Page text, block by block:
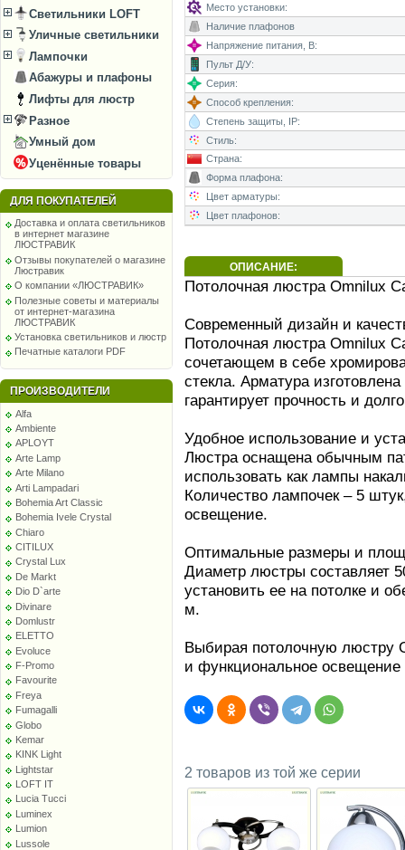
Светильники LOFT
Уличные светильники
Лампочки
Абажуры и плафоны
Лифты для люстр
Разное
Умный дом
Уценённые товары
ДЛЯ ПОКУПАТЕЛЕЙ
Доставка и оплата светильников
в интернет магазине
ЛЮСТРАВИК
Отзывы покупателей о магазине
Люстравик
О компании «ЛЮСТРАВИК»
Полезные советы и материалы
от интернет-магазина
ЛЮСТРАВИК
Установка светильников и люстр
Печатные каталоги PDF
ПРОИЗВОДИТЕЛИ
Alfa
Ambiente
APLOYT
Arte Lamp
Arte Milano
Arti Lampadari
Bohemia Art Classic
Bohemia Ivele Crystal
Chiaro
CITILUX
Crystal Lux
De Markt
Dio D`arte
Divinare
Domlustr
ELETTO
Evoluce
F-Promo
Favourite
Freya
Fumagalli
Globo
Kemar
KINK Light
Lightstar
LOFT IT
Lucia Tucci
Luminex
Lumion
Lussole
Место установки:
Наличие плафонов
Напряжение питания, В:
Пульт Д/У:
Серия:
Способ крепления:
Степень защиты, IP:
Стиль:
Страна:
Форма плафона:
Цвет арматуры:
Цвет плафонов:
ОПИСАНИЕ:
Потолочная люстра Omnilux
Современный дизайн и
Потолочная люстра Omnilux
сочетающем в себе
стекла. Арматура
гарантирует прочность и
Удобное использование и
Люстра оснащена обычным
использовать как лампы
Количество лампочек – 5
освещение.
Оптимальные размеры и
Диаметр люстры составляет
установить ее на потолке и
м.
Выбирая потолочную люстру
и функциональное
2 товаров из той же серии